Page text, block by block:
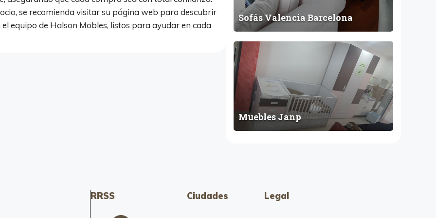
se recomienda visitar su página web para descubrir
equipo de Halson Mobles, listos para ayudar en cada
n
a
Sofás Valencia Barcelona
M
u
e
b
e
J
Muebles Janp
RRSS Ciudades Legal